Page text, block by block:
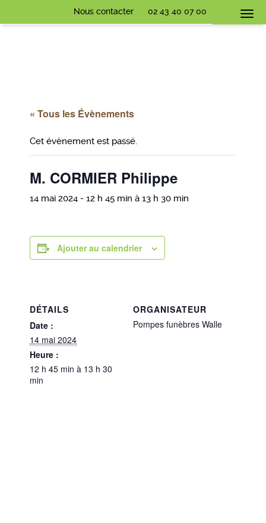
Nous contacter 02 43 40 07 00
« Tous les Évènements
Cet évènement est passé.
M. CORMIER Philippe
14 mai 2024 - 12 h 45 min à 13 h 30 min
Ajouter au calendrier
DÉTAILS
Date :
14 mai 2024
Heure :
12 h 45 min à 13 h 30
min
ORGANISATEUR
Pompes funèbres Walle